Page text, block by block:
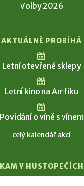
Volby 2026
AKTUÁLNĚ PROBÍHÁ
Letní otevřené sklepy
Letní kino na Amfiku
Povídání o víně s vínem
celý kalendář akcí
KAM V HUSTOPEČÍCH